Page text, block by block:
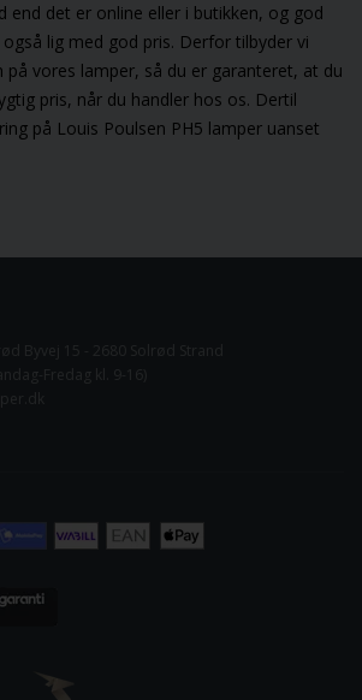
end det er online eller i butikken, og god
lig med god pris. Derfor tilbyder vi
på vores lamper, så du er garanteret, at du
pris, når du handler hos os. Dertil
på Louis Poulsen PH5 lamper uanset